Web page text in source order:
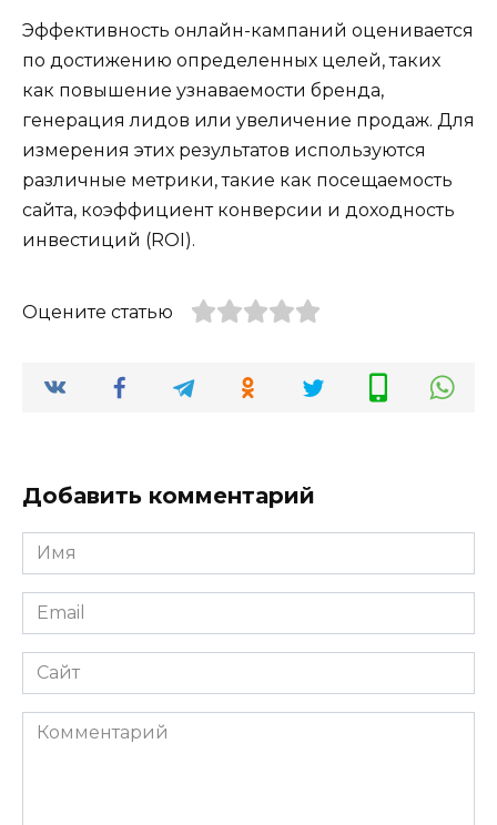
Эффективность онлайн-кампаний оценивается
по достижению определенных целей, таких
как повышение узнаваемости бренда,
генерация лидов или увеличение продаж. Для
измерения этих результатов используются
различные метрики, такие как посещаемость
сайта, коэффициент конверсии и доходность
инвестиций (ROI).
Оцените статью
Добавить комментарий
Имя
*
Email
*
Сайт
Комментарий